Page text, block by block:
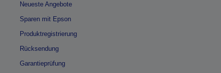
Neueste Angebote
Sparen mit Epson
Produktregistrierung
Rücksendung
Garantieprüfung